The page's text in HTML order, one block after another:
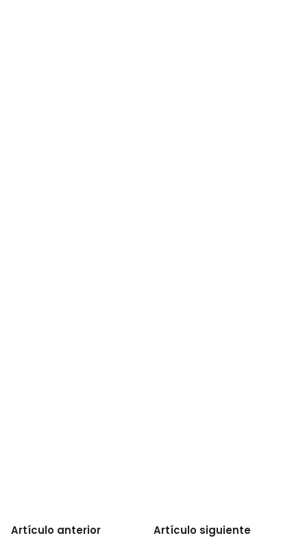
Artículo anterior Artículo siguiente